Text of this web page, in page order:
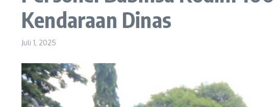
Kendaraan Dinas
Juli 1, 2025